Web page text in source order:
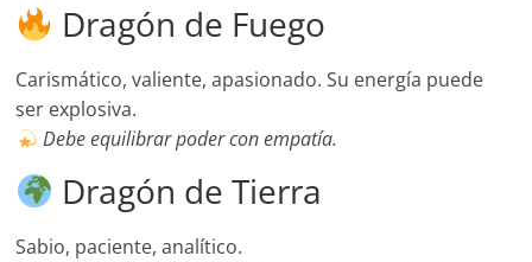
Dragón de Fuego
Carismático, valiente, apasionado. Su energía puede
ser explosiva.
Debe equilibrar poder con empatía.
Dragón de Tierra
Sabio, paciente, analítico.